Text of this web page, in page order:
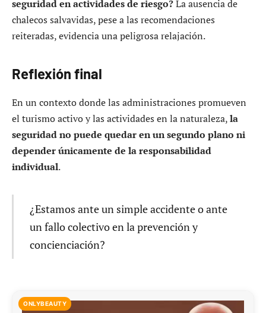
seguridad en actividades de riesgo?La ausencia de
chalecos salvavidas, pese a las recomendaciones
reiteradas, evidencia una peligrosa relajación.
Reflexión final
En un contexto donde las administraciones promueven
el turismo activo y las actividades en la naturaleza,la
seguridad no puede quedar en un segundo plano ni
depender únicamente de la responsabilidad
individual.
¿Estamos ante un simple accidente o ante
un fallo colectivo en la prevención y
concienciación?
ONLYBEAUTY